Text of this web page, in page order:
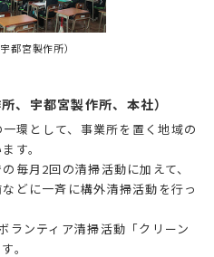
都宮製作所）
、宇都宮製作所、本社）
環として、事業所を置く地域の
す。
毎月2回の清掃活動に加えて、
どに一斉に構外清掃活動を行っ
ランティア清掃活動「クリーン
。